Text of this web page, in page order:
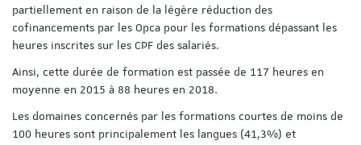
partiellement en raison de la légère réduction des
cofinancements par les Opca pour les formations dépassant les
heures inscrites sur les CPF des salariés.
Ainsi, cette durée de formation est passée de 117 heures en
moyenne en 2015 à 88 heures en 2018.
Les domaines concernés par les formations courtes de moins de
100 heures sont principalement les langues (41,3%) et